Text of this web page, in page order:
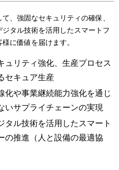
、強固なセキュリティの確保、
タル技術を活用したスマートフ
に価値を届けます。
ュリティ強化、生産プロセス
セキュア生産
化や事業継続能力強化を通じ
いサプライチェーンの実現
タル技術を活用したスマート
の推進（人と設備の最適協